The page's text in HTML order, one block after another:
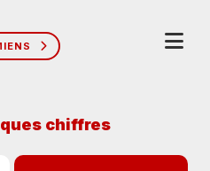
chiffres